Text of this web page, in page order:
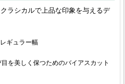
ラシカルで上品な印象を与えるデ
ギュラー幅
を美しく保つためのバイアスカット